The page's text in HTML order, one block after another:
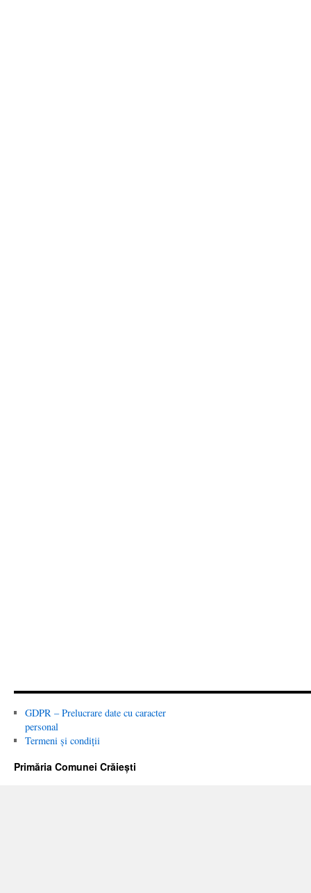
GDPR – Prelucrare date cu caracter
personal
Termeni și condiții
Primăria Comunei Crăiești